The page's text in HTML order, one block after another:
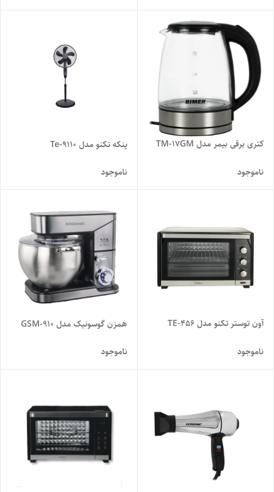
کتری برقی بیمر مدل TM-17GM
ناموجود
پنکه تکنو مدل Te-9110
ناموجود
آون توستر تکنو مدل TE-456
ناموجود
همزن گوسونیک مدل GSM-910
ناموجود